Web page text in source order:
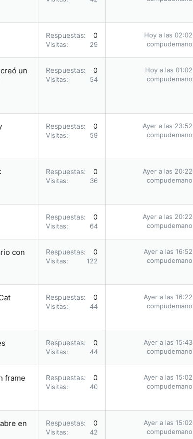
Respuestas 0
Visitas 29
Hoy a las 02:02
compudemano
un
Respuestas 0
Visitas 54
Hoy a las 01:02
compudemano
Respuestas 0
Visitas 59
Ayer a las 23:52
compudemano
Respuestas 0
Visitas 36
Ayer a las 20:22
compudemano
Respuestas 0
Visitas 64
Ayer a las 20:22
compudemano
con
Respuestas 0
Visitas 122
Ayer a las 16:52
compudemano
Respuestas 0
Visitas 44
Ayer a las 16:22
compudemano
Respuestas 0
Visitas 44
Ayer a las 15:43
compudemano
frame
Respuestas 0
Visitas 40
Ayer a las 15:02
compudemano
en
Respuestas 0
Visitas 42
Ayer a las 15:02
compudemano